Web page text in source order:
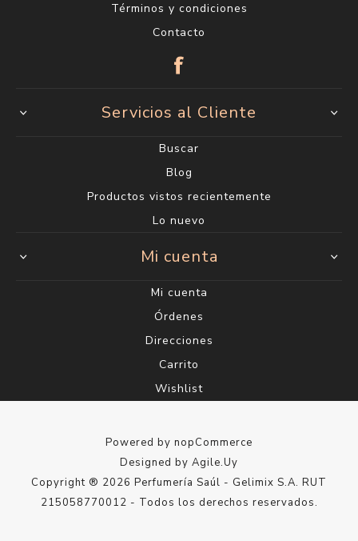
Términos y condiciones
Contacto
Servicios al Cliente
Buscar
Blog
Productos vistos recientemente
Lo nuevo
Mi cuenta
Mi cuenta
Órdenes
Direcciones
Carrito
Wishlist
Powered by nopCommerce
Designed by Agile.Uy
Copyright ® 2026 Perfumería Saúl - Gelimix S.A. RUT
215058770012 - Todos los derechos reservados.